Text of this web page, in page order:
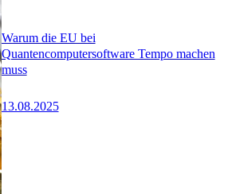
Warum die EU bei
Quantencomputersoftware Tempo machen
muss
13.08.2025